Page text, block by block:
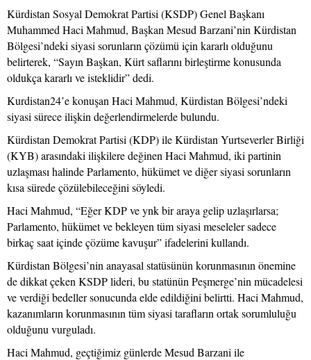
Kürdistan Sosyal Demokrat Partisi (KSDP) Genel Başkanı
Muhammed Haci Mahmud, Başkan Mesud Barzani’nin Kürdistan
Bölgesi’ndeki siyasi sorunların çözümü için kararlı olduğunu
belirterek, “Sayın Başkan, Kürt saflarını birleştirme konusunda
oldukça kararlı ve isteklidir” dedi.
Kurdistan24’e konuşan Haci Mahmud, Kürdistan Bölgesi’ndeki
siyasi sürece ilişkin değerlendirmelerde bulundu.
Kürdistan Demokrat Partisi (KDP) ile Kürdistan Yurtseverler Birliği
(KYB) arasındaki ilişkilere değinen Haci Mahmud, iki partinin
uzlaşması halinde Parlamento, hükümet ve diğer siyasi sorunların
kısa sürede çözülebileceğini söyledi.
Haci Mahmud, “Eğer KDP ve ynk bir araya gelip uzlaşırlarsa;
Parlamento, hükümet ve bekleyen tüm siyasi meseleler sadece
birkaç saat içinde çözüme kavuşur” ifadelerini kullandı.
Kürdistan Bölgesi’nin anayasal statüsünün korunmasının önemine
de dikkat çeken KSDP lideri, bu statünün Peşmerge’nin mücadelesi
ve verdiği bedeller sonucunda elde edildiğini belirtti. Haci Mahmud,
kazanımların korunmasının tüm siyasi tarafların ortak sorumluluğu
olduğunu vurguladı.
Haci Mahmud, geçtiğimiz günlerde Mesud Barzani ile